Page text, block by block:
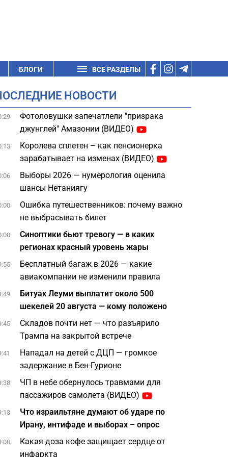
БЛОГИ ВСЕ РАЗДЕЛЫ
НОВОСТИ
Фотоловушки запечатлели "призрака
джунглей" Амазонии (ВИДЕО)
Королева сплетен – как пенсионерка
зарабатывает на изменах (ВИДЕО)
Выборы 2026 — нумерология оценила
шансы Нетаниягу
Ошибка путешественников: почему важно
не выбрасывать билет
Синоптики бьют тревогу — в каких
регионах красный уровень жары
Бесплатный багаж в 2026 — какие
авиакомпании не изменили правила
Битуах Леуми выплатит около 500
шекелей 20 августа — кому положено
Складов почти нет — что разъярило
Трампа на закрытой встрече
Нападал на детей с ДЦП — громкое
задержание в Бен-Гурионе
ЧП в небе обернулось травмами для
пассажиров самолета (ВИДЕО)
Что израильтяне думают об ударе по
Ирану, интифаде и выборах – опрос
Какая доза кофе защищает сердце от
инфаркта